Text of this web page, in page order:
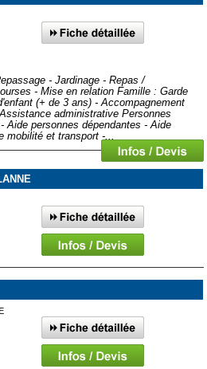
- Jardinage - Repas /
- Mise en relation Famille : Garde
(+ de 3 ans) - Accompagnement
administrative Personnes
Aide personnes dépendantes - Aide
mobilité et transport -...